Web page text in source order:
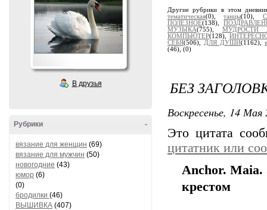
В друзья
-
Рубрики
вязание для женщин (69)
вязание для мужчин (50)
новогодние (43)
юмор (6)
(0)
бродилки (46)
ВЫШИВКА (407)
Другие рубрики в этом
тематическая(0),танцы(10),
ПОЛЕЗНОЕ(138),
МУЗЫКА(755), МУДРОСТИ
КОМПЬЮТЕР(128),
СЕБЯ(506), ДЛЯ ДУШИ(1162),
(46), (0)
БЕЗ
Воскресенье, 14
Это цитата
цитатник или
Anchor.
крестом